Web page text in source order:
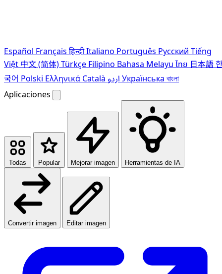
Español Français हिन्दीItaliano Português Pусский Tiếng
Việt 中文 (简体)Türkçe Filipino Bahasa Melayu ไทย 日本語
국어 Polski Ελληνικά Català Українська বাংলা
Aplicaciones
Todas Popular Mejorar imagen Herramientas de IA
Convertir imagen Editar imagen